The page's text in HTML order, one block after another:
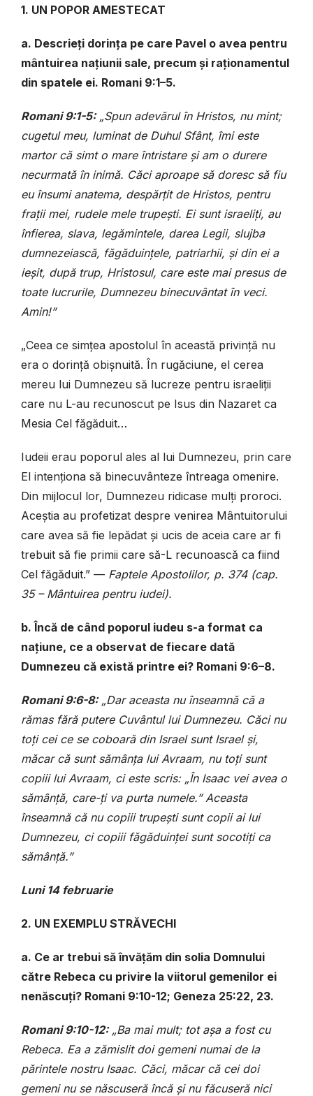
1. UN POPOR AMESTECAT
a. Descrieți dorința pe care Pavel o avea pentru
mântuirea națiunii sale, precum și raționamentul
din spatele ei. Romani 9:1–5.
Romani 9:1-5:„Spun adevărul în Hristos, nu mint;
cugetul meu, luminat de Duhul Sfânt, îmi este
martor că simt o mare întristare și am o durere
necurmată în inimă. Căci aproape să doresc să fiu
eu însumi anatema, despărțit de Hristos, pentru
frații mei, rudele mele trupești. Ei sunt israeliți, au
înfierea, slava, legămintele, darea Legii, slujba
dumnezeiască, făgăduințele, patriarhii, și din ei a
ieșit, după trup, Hristosul, care este mai presus de
toate lucrurile, Dumnezeu binecuvântat în veci.
Amin!”
„Ceea ce simțea apostolul în această privință nu
era o dorință obișnuită. În rugăciune, el cerea
mereu lui Dumnezeu să lucreze pentru israeliții
care nu L-au recunoscut pe Isus din Nazaret ca
Mesia Cel făgăduit…
Iudeii erau poporul ales al lui Dumnezeu, prin care
El intenționa să binecuvânteze întreaga omenire.
Din mijlocul lor, Dumnezeu ridicase mulți proroci.
Aceștia au profetizat despre venirea Mântuitorului
care avea să fie lepădat și ucis de aceia care ar fi
trebuit să fie primii care să-L recunoască ca fiind
Cel făgăduit.” — Faptele Apostolilor, p. 374 (cap.
35 – Mântuirea pentru iudei).
b. Încă de când poporul iudeu s-a format ca
națiune, ce a observat de fiecare dată
Dumnezeu că există printre ei? Romani 9:6–8.
Romani 9:6-8:„Dar aceasta nu înseamnă că a
rămas fără putere Cuvântul lui Dumnezeu. Căci nu
toți cei ce se coboară din Israel sunt Israel și,
măcar că sunt sămânța lui Avraam, nu toți sunt
copiii lui Avraam, ci este scris: „În Isaac vei avea o
sămânță, care-ți va purta numele.” Aceasta
înseamnă că nu copiii trupești sunt copii ai lui
Dumnezeu, ci copiii făgăduinței sunt socotiți ca
sămânță.”
Luni 14 februarie
2. UN EXEMPLU STRĂVECHI
a. Ce ar trebui să învățăm din solia Domnului
către Rebeca cu privire la viitorul gemenilor ei
nenăscuți? Romani 9:10-12; Geneza 25:22, 23.
Romani 9:10-12:„Ba mai mult; tot așa a fost cu
Rebeca. Ea a zămislit doi gemeni numai de la
părintele nostru Isaac. Căci, măcar că cei doi
gemeni nu se născuseră încă și nu făcuseră nici